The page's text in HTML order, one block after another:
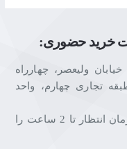
خرید حضوری:
خیابان ولیعصر، چهارراه
تجاری چهارم، واحد
(به علت حجم بالای سفارشات، حتما زمان انتظار تا 2 ساعت را